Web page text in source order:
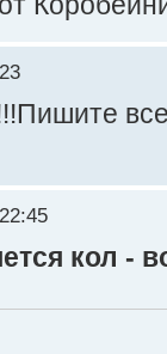
кол -